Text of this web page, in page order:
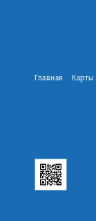
Главная Карты